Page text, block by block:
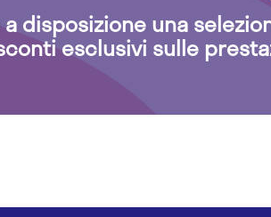
disposizione una
esclusivi sulle